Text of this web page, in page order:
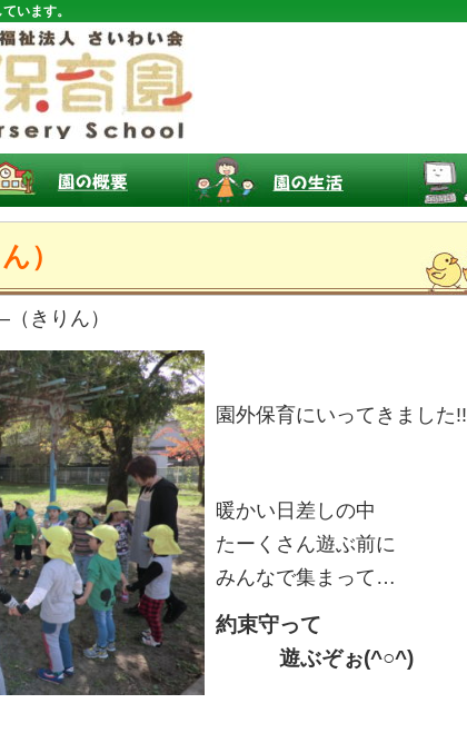
います。
）
きりん）
園外保育にいってきました!!
暖かい日差しの中
たーくさん遊ぶ前に
みんなで集まって…
約束守って
遊ぶぞぉ(^○^)